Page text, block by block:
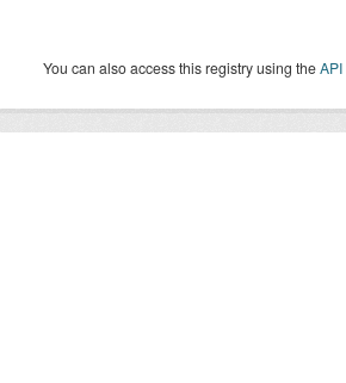
You can also access this registry using theAPI